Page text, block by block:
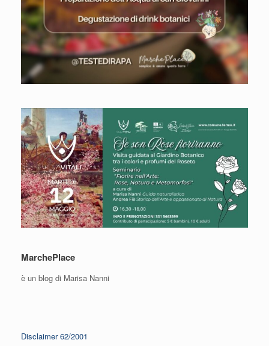
MarchePlace
è un blog di Marisa Nanni
Disclaimer 62/2001